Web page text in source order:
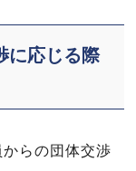
に応じる際
らの団体交渉